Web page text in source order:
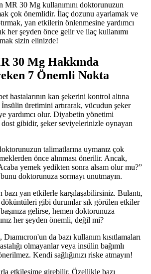
MR 30 Mg kullanımını doktorunuzun
çok önemlidir. İlaç dozunu ayarlamak ve
yan etkilerin önlenmesine yardımcı
her şeyden önce gelir ve ilaç kullanımı
sizin elinizde!
30 Mg Hakkında
7 Önemli Nokta
hastalarının kan şekerini kontrol altına
İnsülin üretimini artırarak, vücudun şeker
yardımcı olur. Diyabetin yönetimi
gibidir, şeker seviyelerinizle oynayan
talimatlarına uymanız çok
önce alınması önerilir. Ancak,
yemek yedikten sonra alsam olur mu?”
doktorunuza sormayı unutmayın.
bazı yan etkilerle karşılaşabilirsiniz. Bulantı,
gibi durumlar sık görülen etkiler
gelirse, hemen doktorunuza
her şeyden önemli, değil mi?
da bazı kullanım kısıtlamaları
olmayanlar veya insülin bağımlı
Kendi sağlığınızı riske atmayın!
etkileşime girebilir. Özellikle bazı